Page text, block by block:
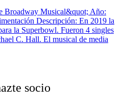
Broadway Musical&quot; Año:
Descripción: En 2019 la
la Superbowl. Fueron 4 singles
C. Hall. El musical de media
socio